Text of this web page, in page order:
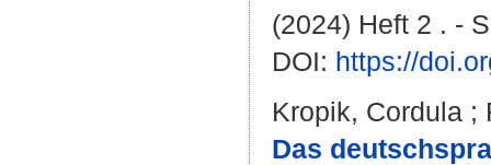
(2024) Heft 2 . -
DOI: https://
Kropik, Cordula ;
Das